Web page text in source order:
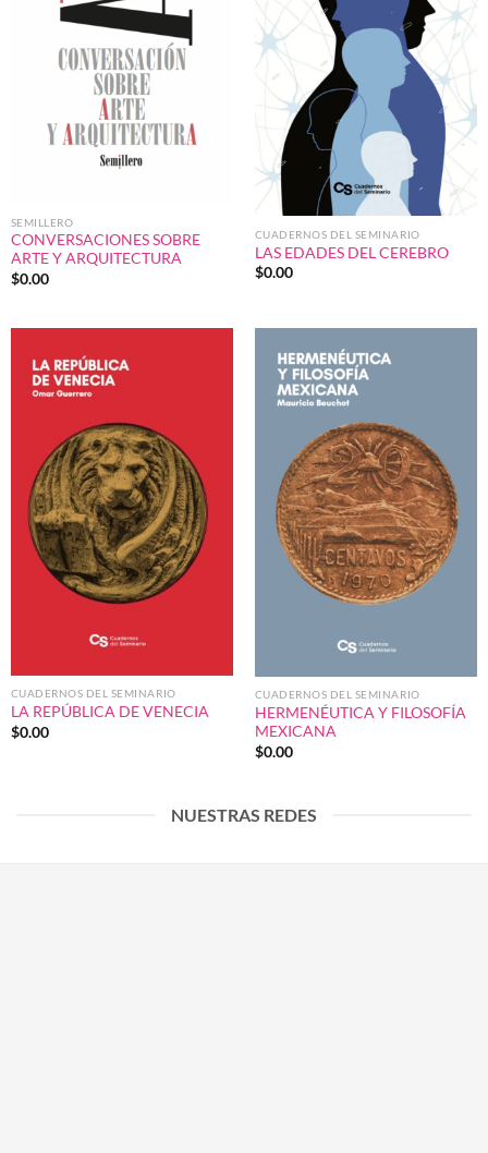
SEMILLERO
CONVERSACIONES SOBRE
ARTE Y ARQUITECTURA
$0.00
CUADERNOS DEL SEMINARIO
LAS EDADES DEL CEREBRO
$0.00
CUADERNOS DEL SEMINARIO
LA REPÚBLICA DE VENECIA
$0.00
CUADERNOS DEL SEMINARIO
HERMENÉUTICA Y FILOSOFÍA
MEXICANA
$0.00
NUESTRAS REDES